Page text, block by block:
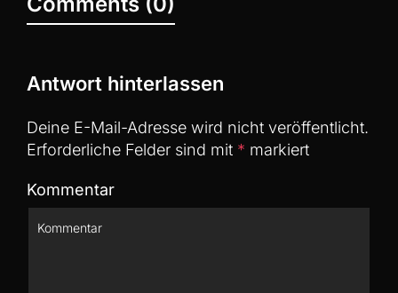
Antwort hinterlassen
Deine E-Mail-Adresse wird nicht veröffentlicht.
Erforderliche Felder sind mit * markiert
Kommentar